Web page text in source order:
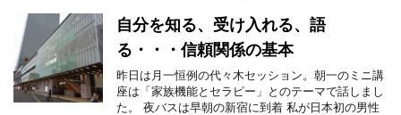
自分を知る、受け入れる、語
る・・・信頼関係の基本
昨日は月一恒例の代々木セッション。朝一のミニ講
座は「家族機能とセラピー」とのテーマで話しまし
た。 夜バスは早朝の新宿に到着 私が日本初の男性